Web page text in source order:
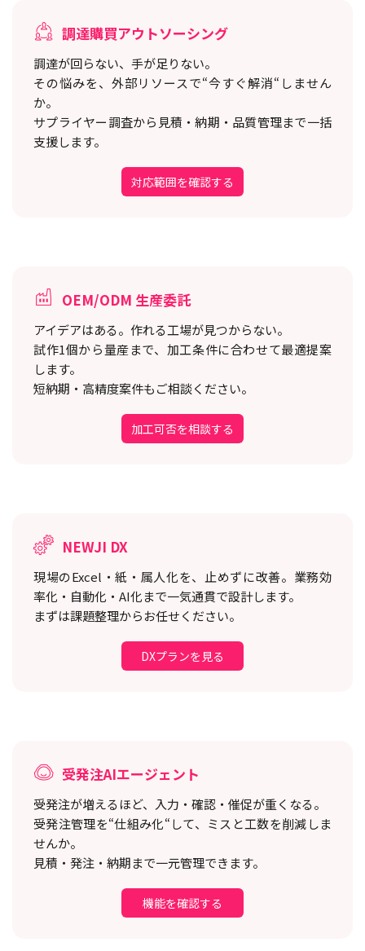
調達購買アウトソーシング
調達が回らない、手が足りない。
その悩みを、外部リソースで“今すぐ解消“しません
か。
サプライヤー調査から見積・納期・品質管理まで一括
支援します。
対応範囲を確認する
OEM/ODM 生産委託
アイデアはある。作れる工場が見つからない。
試作1個から量産まで、加工条件に合わせて最適提案
します。
短納期・高精度案件もご相談ください。
加工可否を相談する
NEWJI DX
現場のExcel・紙・属人化を、止めずに改善。 業務効
率化・自動化・AI化まで一気通貫で設計します。
まずは課題整理からお任せください。
DXプランを見る
受発注AIエージェント
受発注が増えるほど、入力・確認・催促が重くなる。
受発注管理を“仕組み化“して、ミスと工数を削減しま
せんか。
見積・発注・納期まで一元管理できます。
機能を確認する